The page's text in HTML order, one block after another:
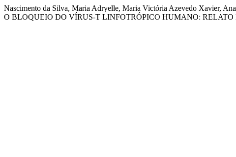
Nascimento da Silva, Maria Adryelle, Maria Victória Azevedo Xavier,
O BLOQUEIO DO VÍRUS-T LINFOTRÓPICO HUMANO: RELATO